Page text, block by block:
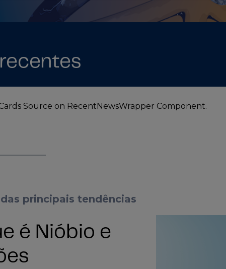
Source on RecentNewsWrapper Component.
principais tendências
é Nióbio e